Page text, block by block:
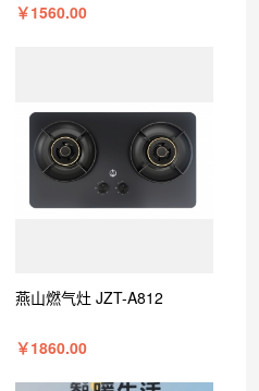
￥1560.00
燕山燃气灶 JZT-A812
￥1860.00